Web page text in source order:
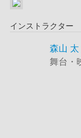
インストラクター
森山 太
舞台・